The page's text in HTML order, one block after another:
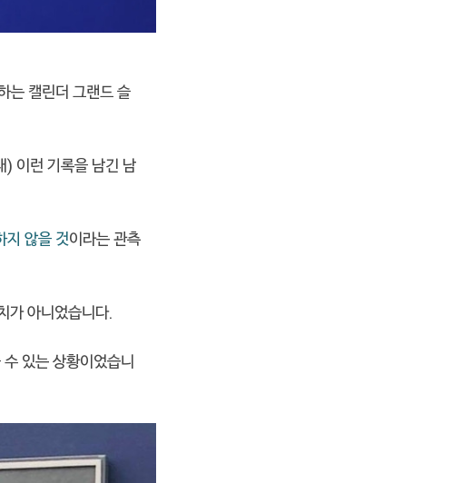
는 캘린더 그랜드 슬
이런 기록을 남긴 남
지 않을 것이라는 관측
가 아니었습니다.
있는 상황이었습니